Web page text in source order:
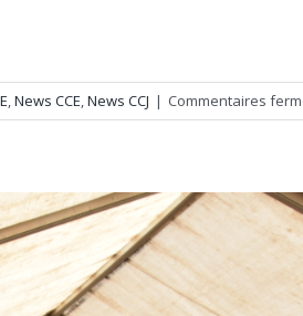
,News CCE,News CCJ | Commentaires